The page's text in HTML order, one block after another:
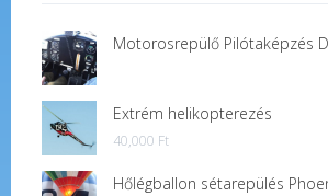
Motorosrepülő Pilótaképzés
Extrém helikopterezés
40,000 Ft
Hőlégballon sétarepülés